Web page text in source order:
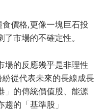
價格,更像一塊巨石投
市場的不確定性。
場的反應幾乎是非理性
從代表未來的長線成長
」的傳統價值股、能源
的「基準股」